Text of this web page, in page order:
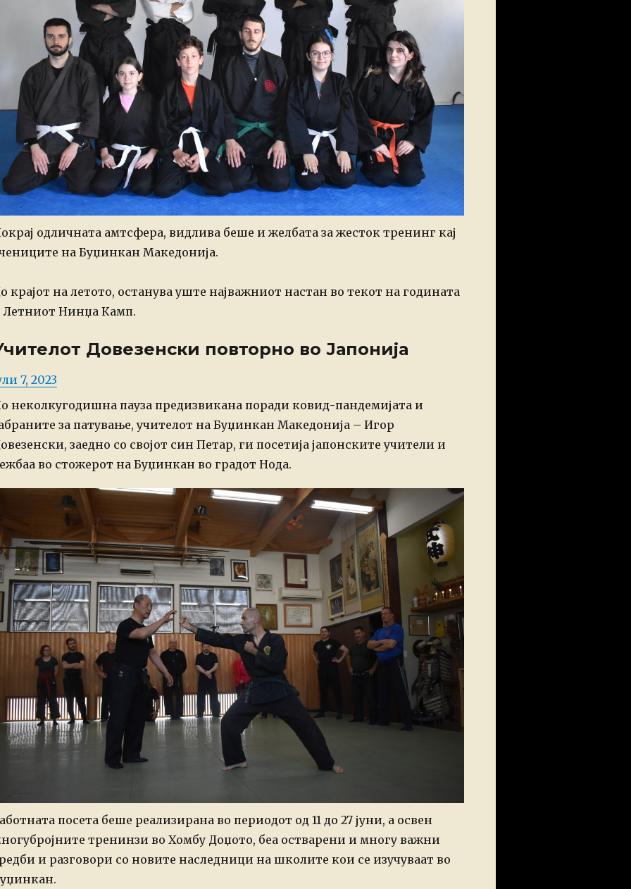
одличната амтсфера, видлива беше и желбата за жесток тренинг кај
на Буџинкан Македонија.
крајот на летото, останува уште најважниот настан во текот на годината
Летниот Нинџа Камп.
Довезенски повторно во Јапонија
7, 2023
неколкугодишна пауза предизвикана поради ковид-пандемијата и
за патување, учителот на Буџинкан Македонија – Игор
заедно со својот син Петар, ги посетија јапонските учители и
во стожерот на Буџинкан во градот Нода.
посета беше реализирана во периодот од 11 до 27 јуни, а освен
тренинзи во Хомбу Доџото, беа остварени и многу важни
и разговори со новите наследници на школите кои се изучуваат во